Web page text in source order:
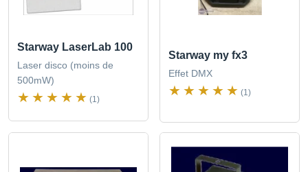
Starway LaserLab 100
Laser disco (moins de
500mW)
(1)
Starway my fx3
Effet DMX
(1)